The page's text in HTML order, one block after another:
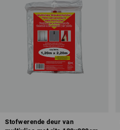
Stofwerende deur van